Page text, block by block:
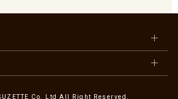
Co. Ltd All Right Reserved.